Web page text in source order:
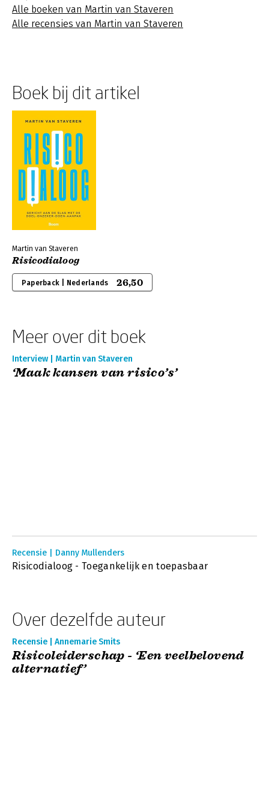
Alle boeken van Martin van Staveren
Alle recensies van Martin van Staveren
Boek bij dit artikel
Martin van Staveren
Risicodialoog
Paperback | Nederlands 26,50
Meer over dit boek
Interview | Martin van Staveren
‘Maak kansen van risico’s’
Recensie | Danny Mullenders
Risicodialoog - Toegankelijk en toepasbaar
Over dezelfde auteur
Recensie | Annemarie Smits
Risicoleiderschap - ‘Een veelbelovend
alternatief’